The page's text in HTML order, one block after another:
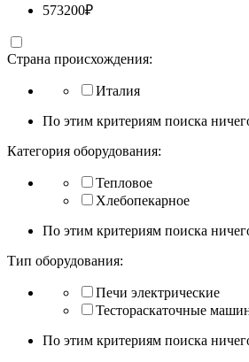
573200₽
Страна происхождения:
Италия
По этим критериям поиска
Категория оборудования:
Тепловое
Хлебопекарное
По этим критериям поиска
Тип оборудования:
Печи электрические
Тестораскаточные
По этим критериям поиска